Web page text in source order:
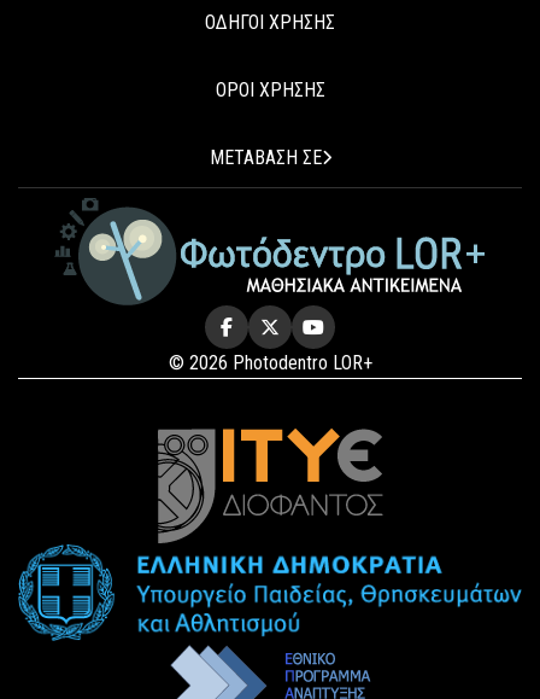
ΟΔΗΓΟΙ ΧΡΗΣΗΣ
ΟΡΟΙ ΧΡΗΣΗΣ
ΜΕΤΑΒΑΣΗ ΣΕ
© 2026 Photodentro LOR+